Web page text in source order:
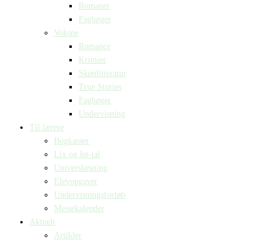
Romaner
Fagbøger
Voksne
Romance
Krimier
Skønlitteratur
True Stories
Fagbøger
Undervisning
Til lærere
Bogkasser
Lix og let-tal
Universlæsning
Elevopgaver
Undervisningsforløb
Messekalender
Aktuelt
Artikler